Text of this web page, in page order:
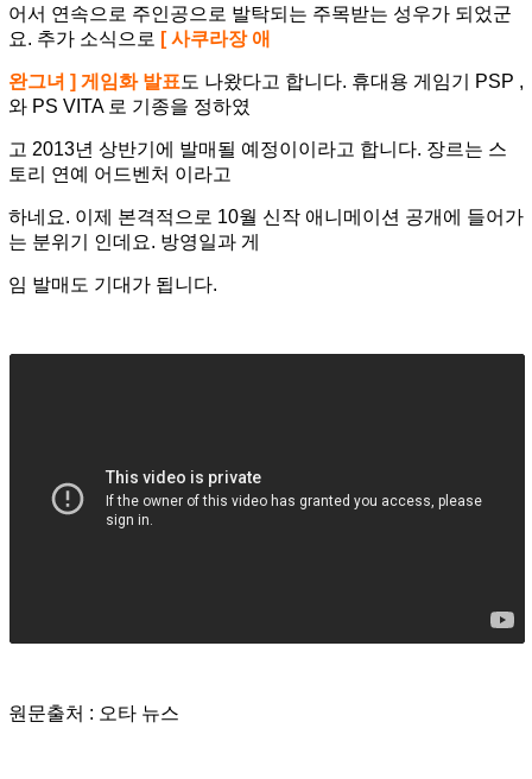
어서 연속으로 주인공으로 발탁되는 주목받는 성우가 되었군
요. 추가 소식으로 [ 사쿠라장 애
완그녀 ] 게임화 발표도 나왔다고 합니다. 휴대용 게임기 PSP ,
와 PS VITA 로 기종을 정하였
고 2013년 상반기에 발매될 예정이이라고 합니다. 장르는 스
토리 연예 어드벤처 이라고
하네요. 이제 본격적으로 10월 신작 애니메이션 공개에 들어가
는 분위기 인데요. 방영일과 게
임 발매도 기대가 됩니다.
원문출처 : 오타 뉴스